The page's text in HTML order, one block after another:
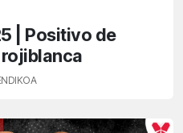
| Positivo de